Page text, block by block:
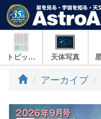
トピックス 天体写真
アーカイブ